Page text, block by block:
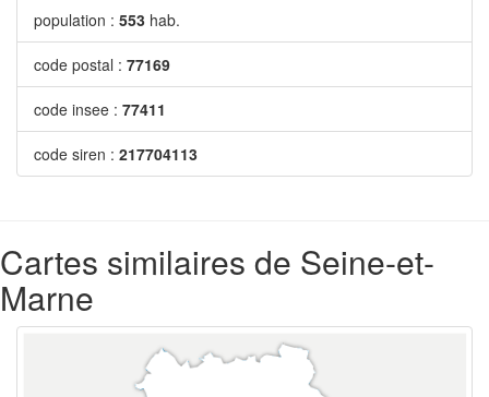
population : 553 hab.
code postal : 77169
code insee : 77411
code siren : 217704113
Cartes similaires de Seine-et-
Marne